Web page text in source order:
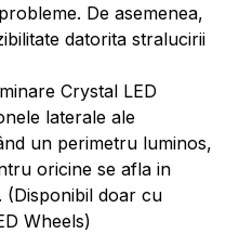
De asemenea,
datorita stralucirii
Crystal LED
laterale ale
un perimetru luminos,
oricine se afla in
(Disponibil doar cu
Wheels)